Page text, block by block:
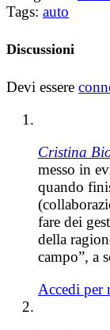
Tags: auto
Discussioni
Devi essere
Cristina
messo in
quando
fare dei
della
campo”, a
Accedi per